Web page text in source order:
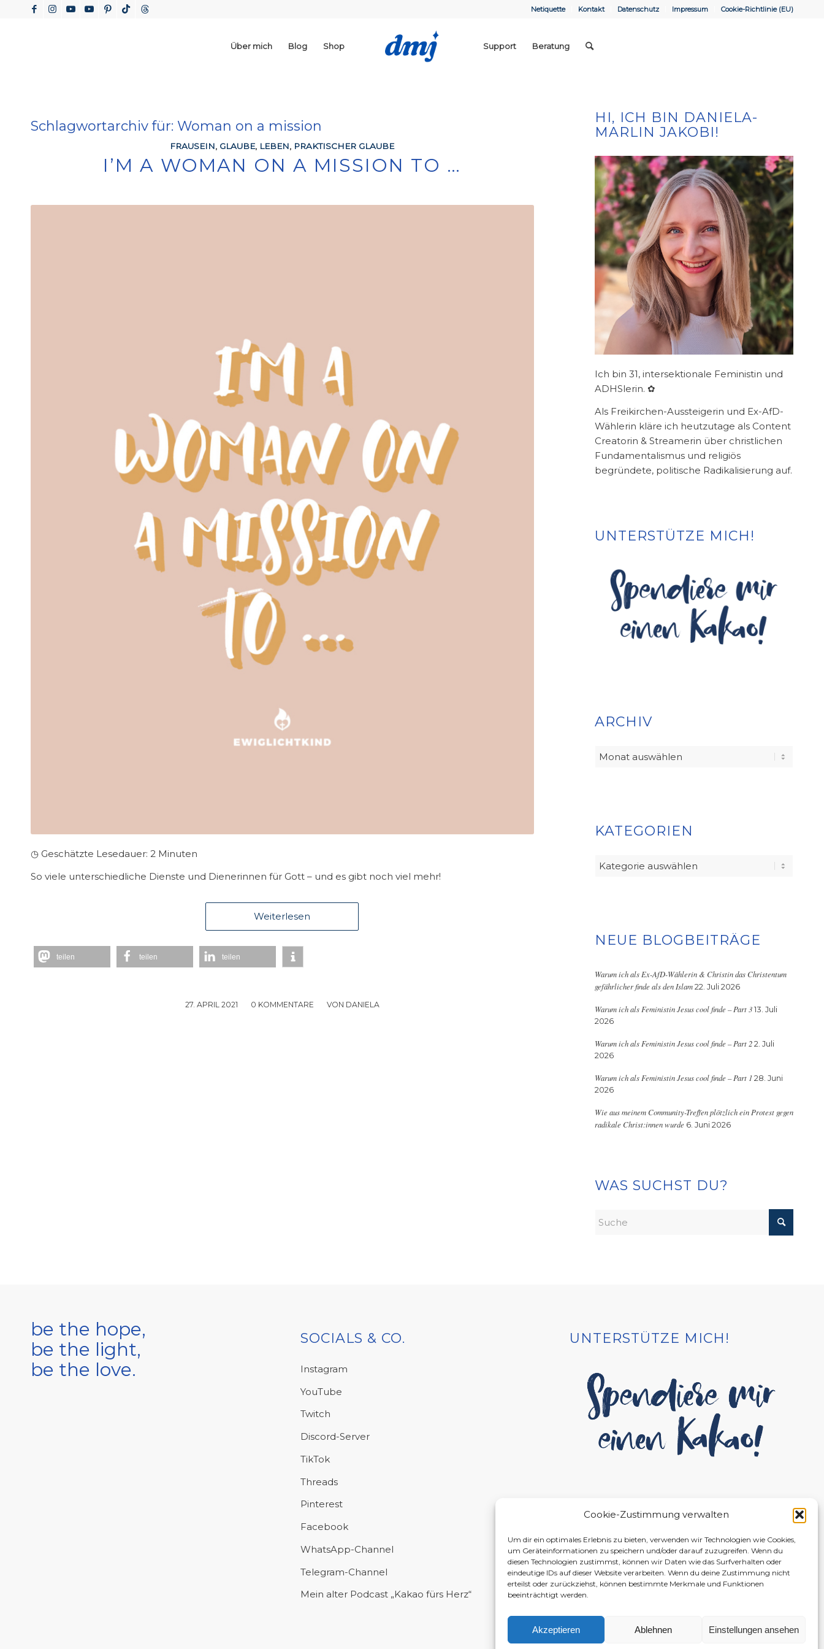
Cookie-Zustimmung verwalten
Um dir ein optimales Erlebnis zu bieten, verwenden wir Technologien wie Cookies,
um Geräteinformationen zu speichern und/oder darauf zuzugreifen. Wenn du
diesen Technologien zustimmst, können wir Daten wie das Surfverhalten oder
eindeutige IDs auf dieser Website verarbeiten. Wenn du deine Zustimmung nicht
erteilst oder zurückziehst, können bestimmte Merkmale und Funktionen
beeinträchtigt werden.
Akzeptieren Ablehnen Einstellungen ansehen
Netiquette Kontakt Datenschutz Impressum Cookie-Richtlinie (EU)
Über mich Blog Shop Support Beratung
Schlagwortarchiv für: Woman on a mission
FRAUSEIN, GLAUBE, LEBEN, PRAKTISCHER GLAUBE
I’M A WOMAN ON A MISSION TO …
◷ Geschätzte Lesedauer: 2 Minuten
So viele unterschiedliche Dienste und Dienerinnen für Gott – und es gibt noch viel mehr!
Weiterlesen
teilen teilen teilen
27. APRIL 2021
/ 0 KOMMENTARE
/ VON DANIELA
HI, ICH BIN DANIELA-
MARLIN JAKOBI!
Ich bin 31, intersektionale Feministin und
ADHSlerin. ✿
Als Freikirchen-Aussteigerin und Ex-AfD-
Wählerin kläre ich heutzutage als Content
Creatorin & Streamerin über christlichen
Fundamentalismus und religiös
begründete, politische Radikalisierung auf.
UNTERSTÜTZE MICH!
ARCHIV
KATEGORIEN
Kategorien
NEUE BLOGBEITRÄGE
Warum ich als Ex-AfD-Wählerin & Christin das Christentum
gefährlicher finde als den Islam 22. Juli 2026
Warum ich als Feministin Jesus cool finde – Part 3 13. Juli
2026
Warum ich als Feministin Jesus cool finde – Part 2 2. Juli
2026
Warum ich als Feministin Jesus cool finde – Part 1 28. Juni
2026
Wie aus meinem Community-Treffen plötzlich ein Protest gegen
radikale Christ:innen wurde 6. Juni 2026
WAS SUCHST DU?
be the hope,
be the light,
be the love.
SOCIALS & CO.
Instagram
YouTube
Twitch
Discord-Server
TikTok
Threads
Pinterest
Facebook
WhatsApp-Channel
Telegram-Channel
Mein alter Podcast „Kakao fürs Herz“
UNTERSTÜTZE MICH!